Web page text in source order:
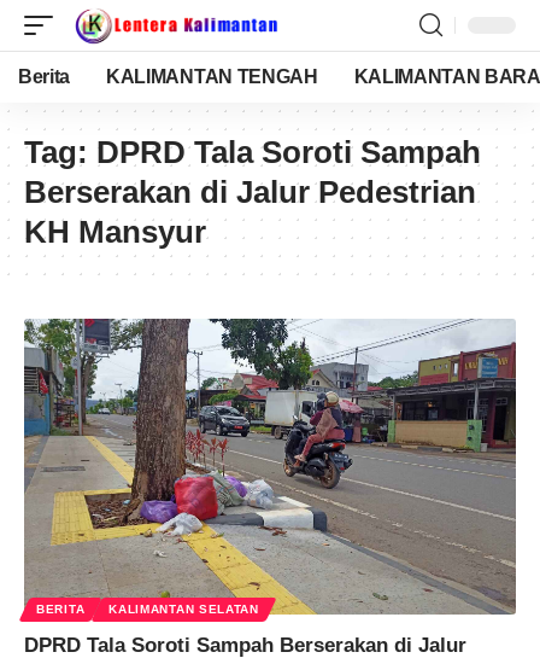
Berita KALIMANTAN TENGAH KALIMANTAN
Tag: DPRD Tala Soroti Sampah
Berserakan di Jalur Pedestrian
KH Mansyur
BERITA KALIMANTAN SELATAN
DPRD Tala Soroti Sampah Berserakan di Jalur